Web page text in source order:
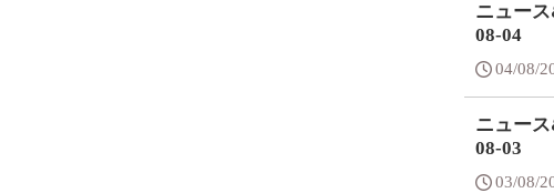
ニュー
08-04
04/08/
ニュー
08-03
03/08/